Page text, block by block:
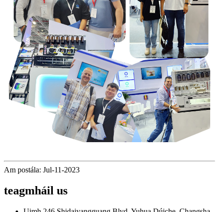
Am postála: Jul-11-2023
teagmháil us